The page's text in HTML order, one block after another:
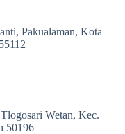
Pakualaman, Kota
Wetan, Kec.
50196